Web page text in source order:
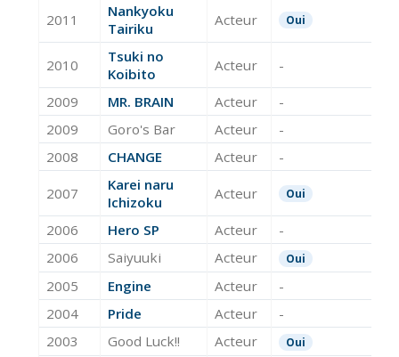
2011
Nankyoku
Tairiku
Acteur Oui
2010
Tsuki no
Koibito
Acteur -
2009 MR. BRAIN Acteur
-
2009
Goro's Bar Acteur
-
2008
CHANGE Acteur -
2007
Karei naru
Ichizoku
Acteur Oui
2006 Hero SP Acteur
-
2006
Saiyuuki Acteur Oui
2005 Engine Acteur
-
2004
Pride Acteur
-
2003
Good Luck!! Acteur Oui